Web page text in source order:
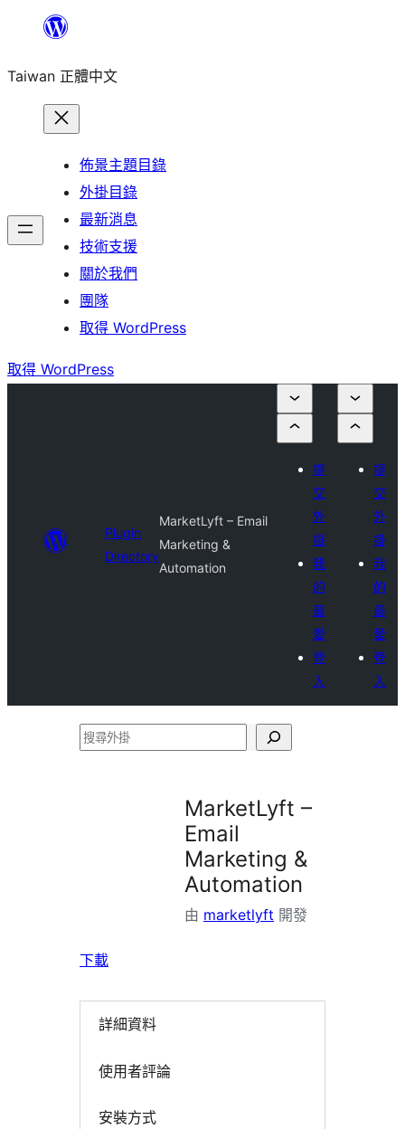
主
Taiwan 正體中文
佈景主題目錄
外掛目錄
最新消息
技術支援
關於我們
團隊
取得 WordPress
取得 WordPress
Plugin
Directory
MarketLyft – Email
Marketing &
Automation
提
交
外
掛
我
的
最
愛
登
入
提
交
外
掛
我
的
最
愛
登
入
搜
MarketLyft –
Email
Marketing &
Automation
由 marketlyft 開發
下載
詳細資料
使用者評論
安裝方式